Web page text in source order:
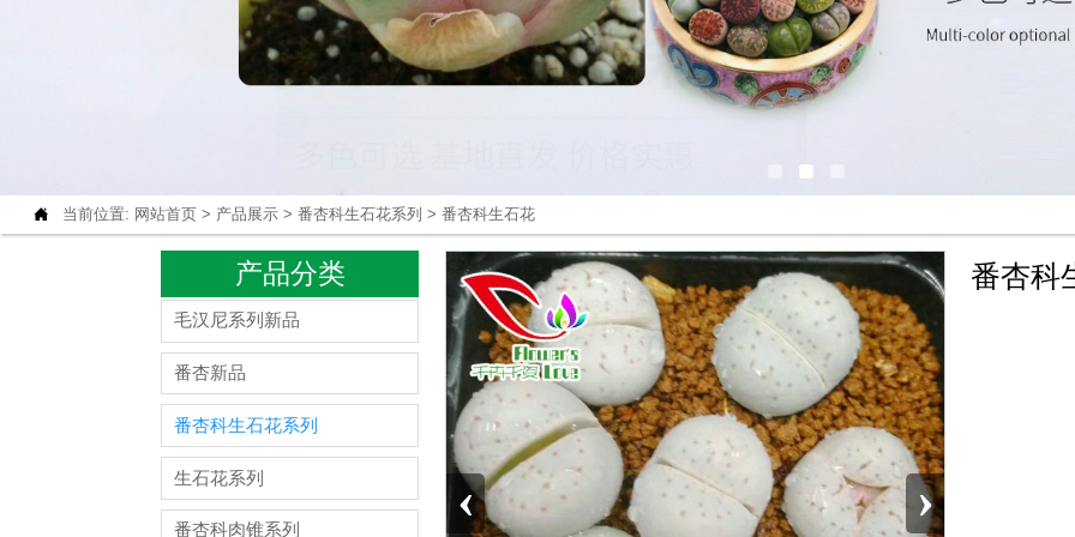
 当前位置: 网站首页> 产品展示> 番杏科生石花系列 > 番杏科生石花
产品分类
毛汉尼系列新品
番杏新品
番杏科生石花系列
生石花系列
番杏科肉锥系列
‹ ›
番杏科